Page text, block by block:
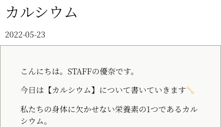
カルシウム
2022-05-23
こんにちは。STAFFの優奈です。
今日は【カルシウム】について書いていきます
私たちの身体に欠かせない栄養素の1つであるカル
シウム。